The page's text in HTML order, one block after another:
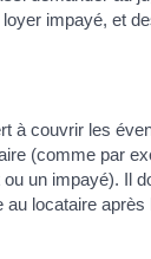
impayé, et
à couvrir les
(comme par
un impayé). Il
au locataire après